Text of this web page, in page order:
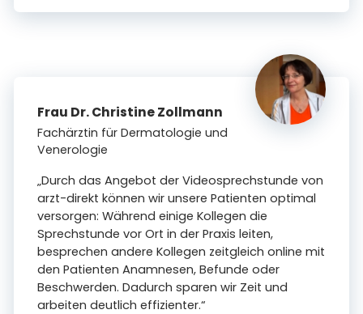
Frau Dr. Christine Zollmann
Fachärztin für Dermatologie und
Venerologie
„Durch das Angebot der Videosprechstunde von
arzt-direkt können wir unsere Patienten optimal
versorgen: Während einige Kollegen die
Sprechstunde vor Ort in der Praxis leiten,
besprechen andere Kollegen zeitgleich online mit
den Patienten Anamnesen, Befunde oder
Beschwerden. Dadurch sparen wir Zeit und
arbeiten deutlich effizienter.“